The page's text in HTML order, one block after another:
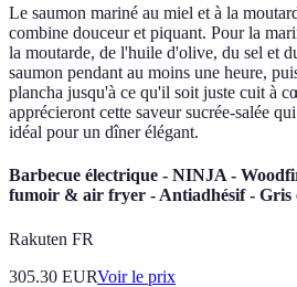
Le saumon mariné au miel et à la
combine douceur et piquant. Pour la
la moutarde, de l'huile d'olive, du sel et
saumon pendant au moins une heure,
plancha jusqu'à ce qu'il soit juste cuit à
apprécieront cette saveur sucrée-salée
idéal pour un dîner élégant.
Barbecue électrique - NINJA -
fumoir & air fryer - Antiadhésif - Gris
Rakuten FR
305.30 EURVoir le prix